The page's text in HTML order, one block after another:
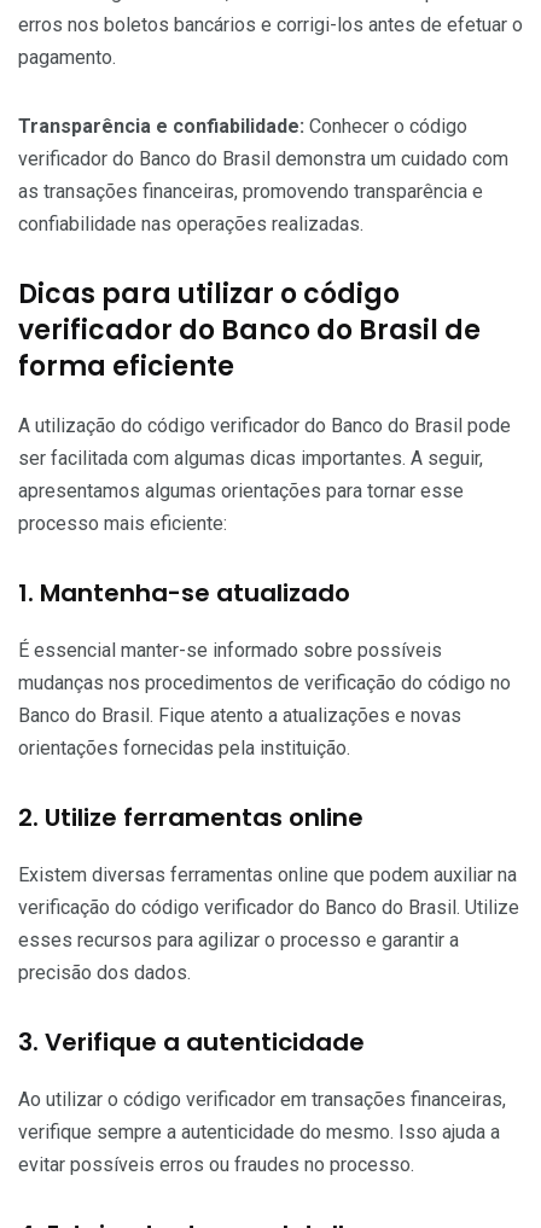
erros nos boletos bancários e corrigi-los antes de efetuar o
pagamento.
Transparência e confiabilidade: Conhecer o código
verificador do Banco do Brasil demonstra um cuidado com
as transações financeiras, promovendo transparência e
confiabilidade nas operações realizadas.
Dicas para utilizar o código
verificador do Banco do Brasil de
forma eficiente
A utilização do código verificador do Banco do Brasil pode
ser facilitada com algumas dicas importantes. A seguir,
apresentamos algumas orientações para tornar esse
processo mais eficiente:
1. Mantenha-se atualizado
É essencial manter-se informado sobre possíveis
mudanças nos procedimentos de verificação do código no
Banco do Brasil. Fique atento a atualizações e novas
orientações fornecidas pela instituição.
2. Utilize ferramentas online
Existem diversas ferramentas online que podem auxiliar na
verificação do código verificador do Banco do Brasil. Utilize
esses recursos para agilizar o processo e garantir a
precisão dos dados.
3. Verifique a autenticidade
Ao utilizar o código verificador em transações financeiras,
verifique sempre a autenticidade do mesmo. Isso ajuda a
evitar possíveis erros ou fraudes no processo.